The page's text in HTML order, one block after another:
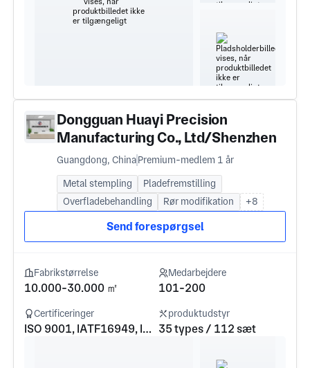
Dongguan Huayi Precision
Manufacturing Co., Ltd/Shenzhen
Runhengtai Hardware Products
Co., Ltd
Guangdong, ChinaPremium-medlem 1 år
Metal stempling
Pladefremstilling
Overfladebehandling
Rør modifikation +8
Send forespørgsel
Fabrikstørrelse
10.000-30.000 ㎡
Medarbejdere
101-200
Certificeringer
ISO 9001, IATF16949, ISO 14000
produktudstyr
35 types / 112 sæt